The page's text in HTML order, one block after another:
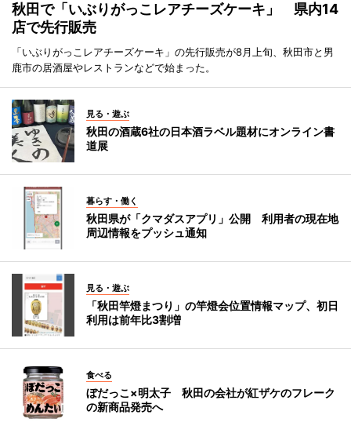
秋田で「いぶりがっこレアチーズケーキ」 県内14
店で先行販売
「いぶりがっこレアチーズケーキ」の先行販売が8月上旬、秋田市と男
鹿市の居酒屋やレストランなどで始まった。
見る・遊ぶ
秋田の酒蔵6社の日本酒ラベル題材にオンライン書
道展
暮らす・働く
秋田県が「クマダスアプリ」公開 利用者の現在地
周辺情報をプッシュ通知
見る・遊ぶ
「秋田竿燈まつり」の竿燈会位置情報マップ、初日
利用は前年比3割増
食べる
ぼだっこ×明太子 秋田の会社が紅ザケのフレーク
の新商品発売へ